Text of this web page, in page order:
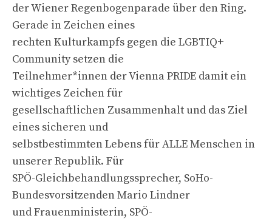
der Wiener Regenbogenparade über den Ring.
Gerade in Zeichen eines
rechten Kulturkampfs gegen die LGBTIQ+
Community setzen die
Teilnehmer*innen der Vienna PRIDE damit ein
wichtiges Zeichen für
gesellschaftlichen Zusammenhalt und das Ziel
eines sicheren und
selbstbestimmten Lebens für ALLE Menschen in
unserer Republik. Für
SPÖ-Gleichbehandlungssprecher, SoHo-
Bundesvorsitzenden Mario Lindner
und Frauenministerin, SPÖ-